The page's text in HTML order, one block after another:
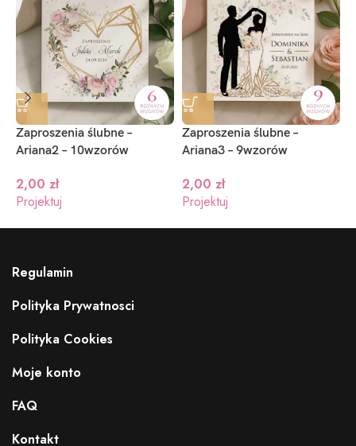
Zaproszenia ślubne –
Ariana2 – 10wzorów
2,00 zł
Projektuj
Zaproszenia ślubne –
Ariana3 – 9wzorów
2,00 zł
Projektuj
Regulamin
Polityka Prywatnosci
Polityka Cookies
Moje konto
FAQ
Kontakt